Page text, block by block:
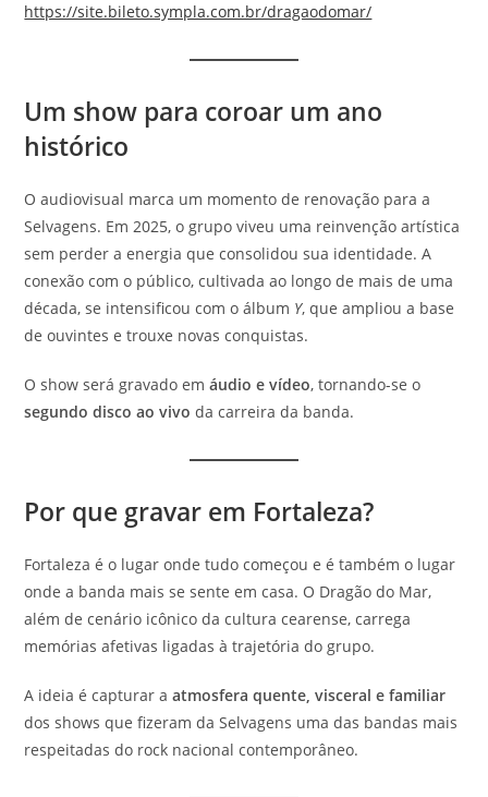
https://site.bileto.sympla.com.br/dragaodomar/
Um show para coroar um ano
histórico
O audiovisual marca um momento de renovação para a
Selvagens. Em 2025, o grupo viveu uma reinvenção artística
sem perder a energia que consolidou sua identidade. A
conexão com o público, cultivada ao longo de mais de uma
década, se intensificou com o álbum Y, que ampliou a base
de ouvintes e trouxe novas conquistas.
O show será gravado emáudio e vídeo, tornando-se o
segundo disco ao vivo da carreira da banda.
Por que gravar em Fortaleza?
Fortaleza é o lugar onde tudo começou e é também o lugar
onde a banda mais se sente em casa. O Dragão do Mar,
além de cenário icônico da cultura cearense, carrega
memórias afetivas ligadas à trajetória do grupo.
A ideia é capturar aatmosfera quente, visceral e familiar
dos shows que fizeram da Selvagens uma das bandas mais
respeitadas do rock nacional contemporâneo.